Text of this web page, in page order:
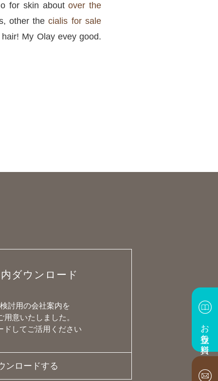
お役立ち資料
for skin aboutover the
other thecialis for sale
My Olay evey good.
ダウンロード
討用の会社案内を
用意いたしました。
ドしてご活用ください
ンロードする